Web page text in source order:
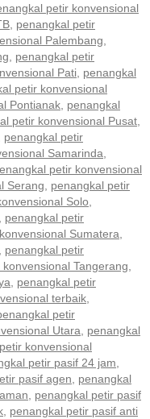
petir konvensional
, penangkal petir
Palembang,
, penangkal petir
Pati, penangkal
petir konvensional
Pontianak, penangkal
petir konvensional Pusat,
penangkal petir
Samarinda,
petir konvensional
Serang, penangkal petir
Solo,
, penangkal petir
Sumatera,
, penangkal petir
Tangerang,
, penangkal petir
terbaik,
petir
Utara, penangkal
konvensional
petir pasif 24 jam,
pasif agen, penangkal
, penangkal petir pasif
, penangkal petir pasif anti